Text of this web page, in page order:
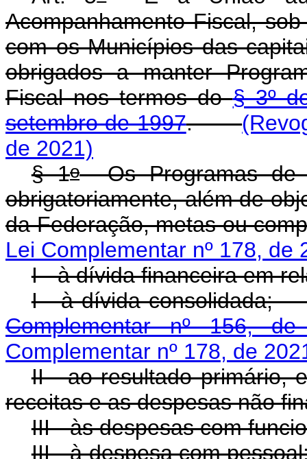
Acompanhamento Fiscal,
com os Municípios das
obrigados a manter
Fiscal nos termos do§ 3º
setembro de 1997.
de 2021)
§ 1oOs Programas de
obrigatoriamente, além de
da Federação, metas ou
Lei Complementar nº 178, de
I - à dívida financeira em
I - à dívida
Complementar nº 156, de
Complementar nº 178, de
II - ao resultado primário,
receitas e as despesas não
III - às despesas com
III - à despesa